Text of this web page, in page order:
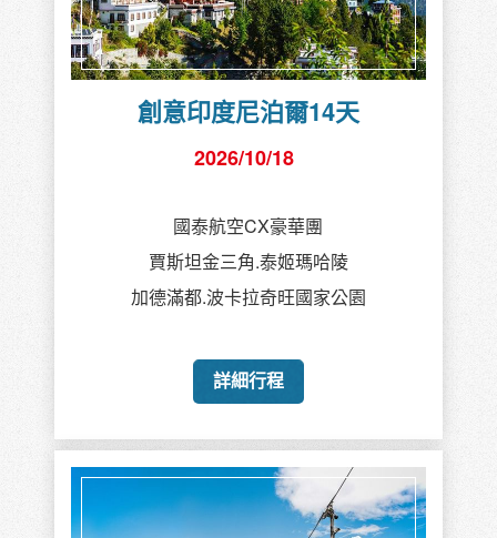
創意印度尼泊爾14天
2026/10/18
國泰航空CX豪華團
賈斯坦金三角.泰姬瑪哈陵
加德滿都.波卡拉奇旺國家公園
詳細行程